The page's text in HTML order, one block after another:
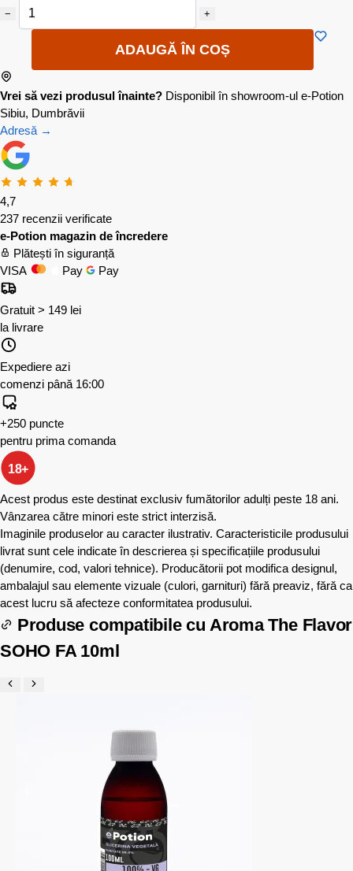
− +
ADAUGĂ ÎN COȘ
Vrei să vezi produsul înainte? Disponibil în showroom-ul e-Potion
Sibiu, Dumbrăvii
Adresă →
4,7
237 recenzii verificate
e-Potion magazin de încredere
Plătești în siguranță
VISA
Pay Pay
Gratuit > 149 lei
la livrare
Expediere azi
comenzi până 16:00
+250 puncte
pentru prima comanda
18+
Acest produs este destinat exclusiv fumătorilor adulți peste 18 ani.
Vânzarea către minori este strict interzisă.
Imaginile produselor au caracter ilustrativ. Caracteristicile produsului
livrat sunt cele indicate în descrierea și specificațiile produsului
(denumire, cod, valori tehnice). Producătorii pot modifica designul,
ambalajul sau elemente vizuale (culori, garnituri) fără preaviz, fără ca
acest lucru să afecteze conformitatea produsului.
Produse compatibile cu Aroma The Flavor
SOHO FA 10ml